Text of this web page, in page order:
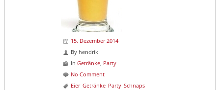
15. Dezember 2014
By hendrik
In Getränke, Party
No Comment
Eier Getränke Party Schnaps